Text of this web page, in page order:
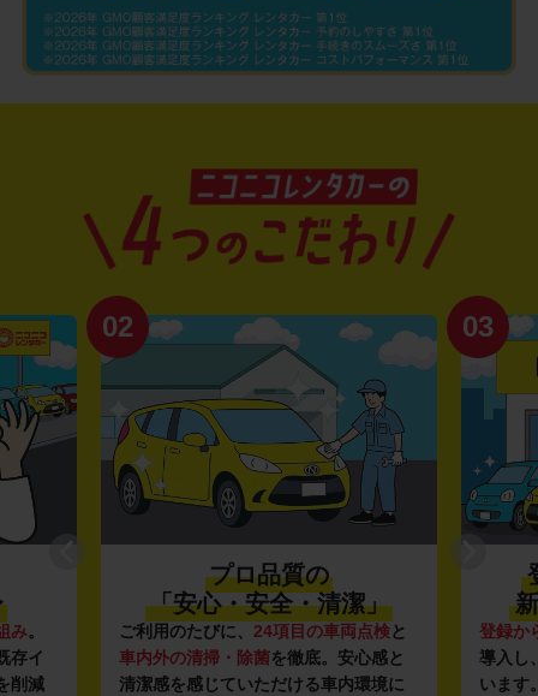
み。
存イ
削減
02
プロ品質の
「安心・安全・清潔」
ご利用のたびに、 24項目の車両点検と
車内外の清掃・除菌を徹底。安心感と
清潔感を感じていただける車内環境に
03
登録か
導入し
います